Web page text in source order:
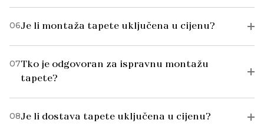
06Je li montaža tapete uključena u cijenu?
07Tko je odgovoran za ispravnu montažu
tapete?
08Je li dostava tapete uključena u cijenu?